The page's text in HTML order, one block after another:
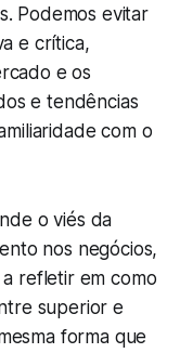
Podemos evitar
e crítica,
e os
e tendências
com o
o viés da
nos negócios,
refletir em como
superior e
forma que